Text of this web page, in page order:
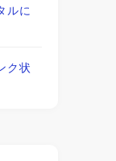
ルに
ク状